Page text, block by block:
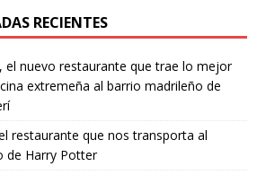
RECIENTES
el nuevo restaurante que trae lo mejor
extremeña al barrio madrileño de
restaurante que nos transporta al
de Harry Potter